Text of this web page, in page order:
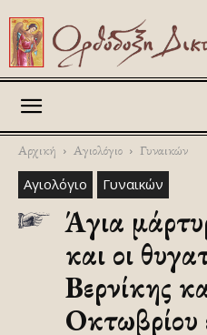
Αρχική Αγιολόγιο Γυναικών
Αγιολόγιο Γυναικών
Άγια
και οι
Βερνίκης
Οκτωβρίου